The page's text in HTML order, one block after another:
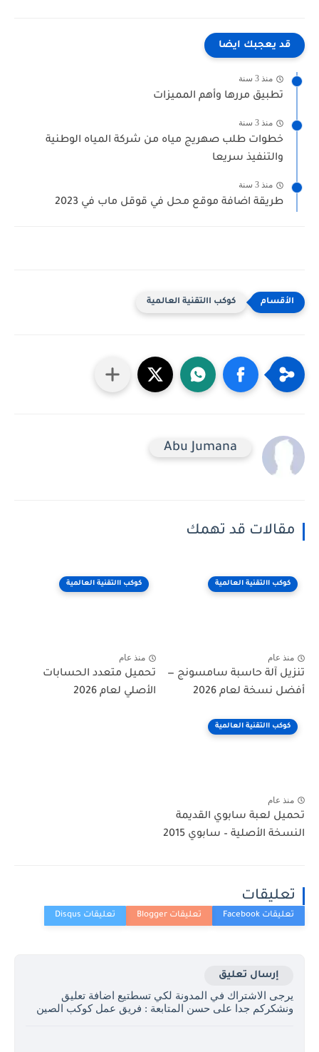
قد يعجبك ايضا
منذ 3 سنة
تطبيق مررها وأهم المميزات
منذ 3 سنة
خطوات طلب صهريج مياه من شركة المياه الوطنية
والتنفيذ سريعا
منذ 3 سنة
طريقة اضافة موقع محل في قوقل ماب في 2023
كوكب االتقنية العالمية
Abu Jumana
مقالات قد تهمك
كوكب االتقنية العالمية
منذ عام
تنزيل آلة حاسبة سامسونج —
أفضل نسخة لعام 2026
كوكب االتقنية العالمية
منذ عام
تحميل متعدد الحسابات
الأصلي لعام 2026
كوكب االتقنية العالمية
منذ عام
تحميل لعبة سابوي القديمة
النسخة الأصلية – سابوي 2015
تعليقات
إرسال تعليق
يرجى الاشتراك في المدونة لكي تسطتيع اضافة تعليق
ونشكركم جدا على حسن المتابعة : فريق عمل كوكب الصين